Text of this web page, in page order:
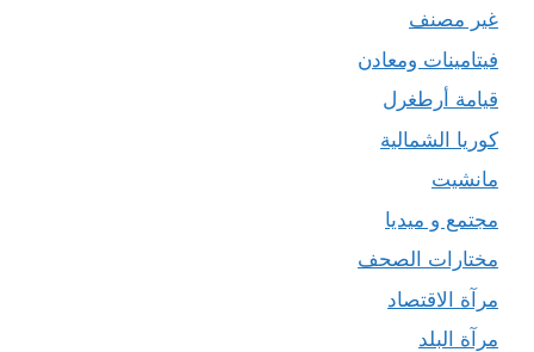
غير مصنف
فيتامينات ومعادن
قيامة أرطغرل
كوريا الشمالية
مانشيت
مجتمع و ميديا
مختارات الصحف
مرآة الاقتصاد
مرآة البلد